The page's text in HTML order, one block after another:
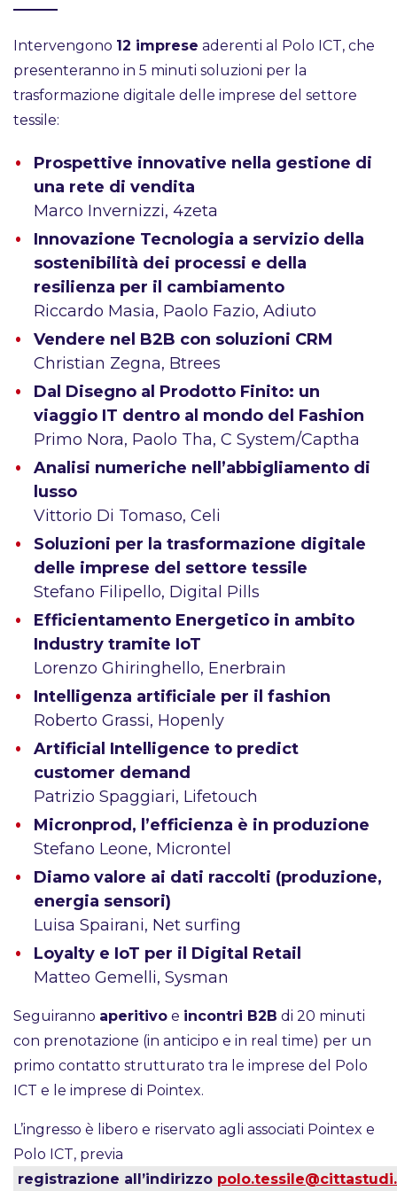
Intervengono 12 imprese aderenti al Polo ICT, che
presenteranno in 5 minuti soluzioni per la
trasformazione digitale delle imprese del settore
tessile:
Prospettive innovative nella gestione di
una rete di vendita
Marco Invernizzi, 4zeta
Innovazione Tecnologia a servizio della
sostenibilità dei processi e della
resilienza per il cambiamento
Riccardo Masia, Paolo Fazio, Adiuto
Vendere nel B2B con soluzioni CRM
Christian Zegna, Btrees
Dal Disegno al Prodotto Finito: un
viaggio IT dentro al mondo del Fashion
Primo Nora, Paolo Tha, C System/Captha
Analisi numeriche nell’abbigliamento di
lusso
Vittorio Di Tomaso, Celi
Soluzioni per la trasformazione digitale
delle imprese del settore tessile
Stefano Filipello, Digital Pills
Efficientamento Energetico in ambito
Industry tramite IoT
Lorenzo Ghiringhello, Enerbrain
Intelligenza artificiale per il fashion
Roberto Grassi, Hopenly
Artificial Intelligence to predict
customer demand
Patrizio Spaggiari, Lifetouch
Micronprod, l’efficienza è in produzione
Stefano Leone, Microntel
Diamo valore ai dati raccolti (produzione,
energia sensori)
Luisa Spairani, Net surfing
Loyalty e IoT per il Digital Retail
Matteo Gemelli, Sysman
Seguiranno aperitivo e incontri B2B di 20 minuti
con prenotazione (in anticipo e in real time) per un
primo contatto strutturato tra le imprese del Polo
ICT e le imprese di Pointex.
L’ingresso è libero e riservato agli associati Pointex e
Polo ICT, previa
registrazione all’indirizzo